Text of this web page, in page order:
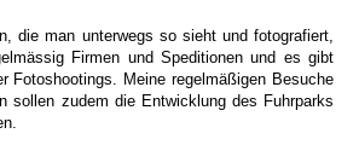
die man unterwegs so sieht und fotografiert,
Firmen und Speditionen und es gibt
Fotoshootings. Meine regelmäßigen Besuche
sollen zudem die Entwicklung des Fuhrparks